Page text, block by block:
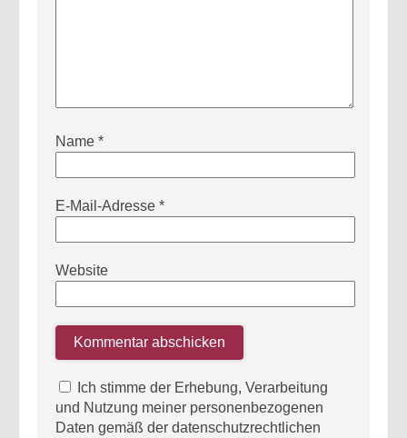
Name *
E-Mail-Adresse *
Website
Ich stimme der Erhebung, Verarbeitung
und Nutzung meiner personenbezogenen
Daten gemäß der datenschutzrechtlichen